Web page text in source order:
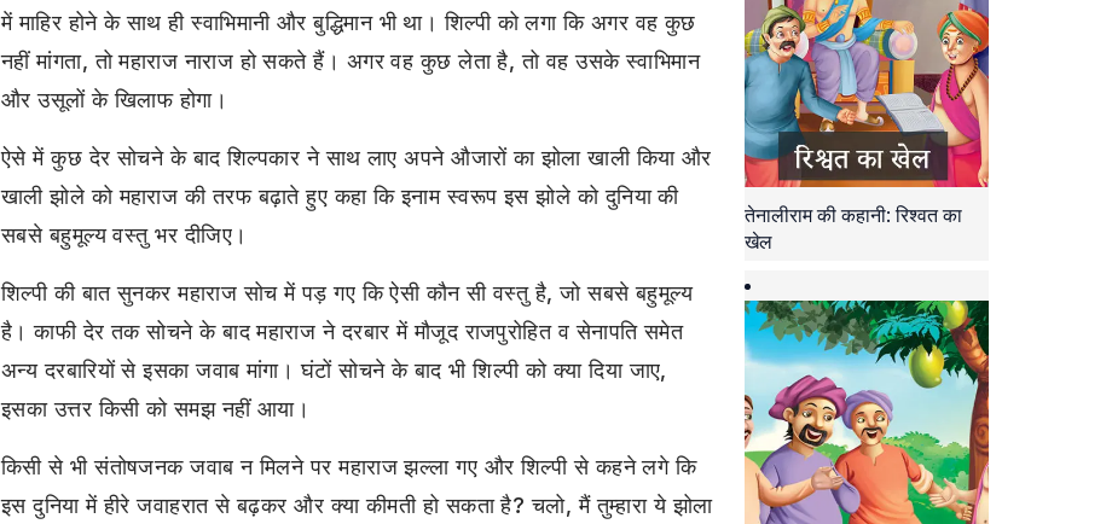
में माहिर होने के साथ ही स्वाभिमानी और बुद्धिमान भी था। शिल्पी को लगा कि अगर वह कुछ
नहीं मांगता, तो महाराज नाराज हो सकते हैं। अगर वह कुछ लेता है, तो वह उसके स्वाभिमान
और उसूलों के खिलाफ होगा।
ऐसे में कुछ देर सोचने के बाद शिल्पकार ने साथ लाए अपने औजारों का झोला खाली किया और
खाली झोले को महाराज की तरफ बढ़ाते हुए कहा कि इनाम स्वरूप इस झोले को दुनिया की
सबसे बहुमूल्य वस्तु भर दीजिए।
शिल्पी की बात सुनकर महाराज सोच में पड़ गए कि ऐसी कौन सी वस्तु है, जो सबसे बहुमूल्य
है। काफी देर तक सोचने के बाद महाराज ने दरबार में मौजूद राजपुरोहित व सेनापति समेत
अन्य दरबारियों से इसका जवाब मांगा। घंटों सोचने के बाद भी शिल्पी को क्या दिया जाए,
इसका उत्तर किसी को समझ नहीं आया।
किसी से भी संतोषजनक जवाब न मिलने पर महाराज झल्ला गए और शिल्पी से कहने लगे कि
इस दुनिया में हीरे जवाहरात से बढ़कर और क्या कीमती हो सकता है? चलो, मैं तुम्हारा ये झोला
तेनालीराम की कहानी: रिश्वत का
खेल